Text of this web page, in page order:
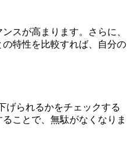
スが高まります。さらに、
特性を比較すれば、自分の
げられるかをチェックする
ことで、無駄がなくなりま